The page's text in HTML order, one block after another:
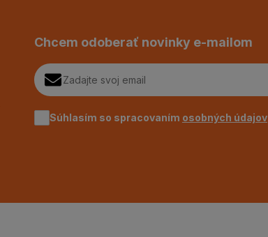
Chcem odoberať novinky e-mailom
Súhlasím so spracovaním osobných údajov